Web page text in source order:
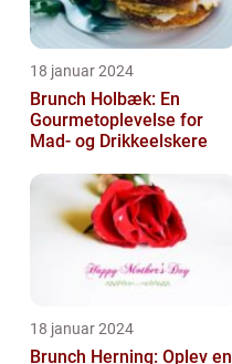
18 januar 2024
Brunch Holbæk: En
Gourmetoplevelse for
Mad- og Drikkeelskere
18 januar 2024
Brunch Herning: Oplev en